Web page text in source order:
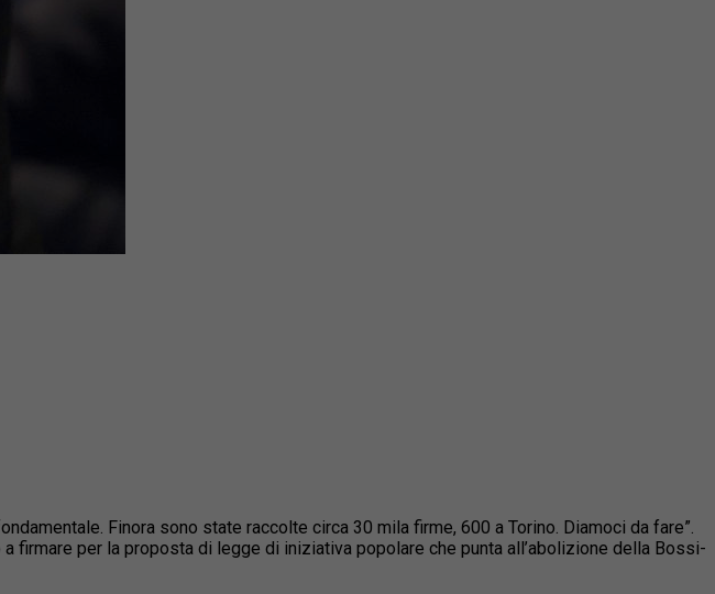
Finora sono state raccolte circa 30 mila firme, 600 a Torino. Diamoci da fare”.
firmare per la proposta di legge di iniziativa popolare che punta all’abolizione della Bossi-